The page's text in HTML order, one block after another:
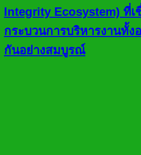
Integrity Ecosystem) ที่เ
กระบวนการบริหารงานทั้ง
กันอย่างสมบูรณ์